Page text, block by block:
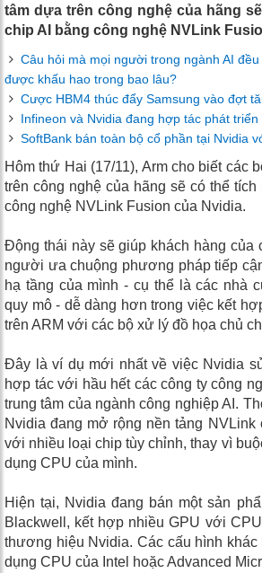
tâm dựa trên công nghệ của hãng
chip AI bằng công nghệ NVLink
Câu hỏi mà mọi người trong ngành AI
được khấu hao trong bao lâu?
Cược HBM4 thúc đẩy Samsung vào đợt
Infineon và Nvidia đang hợp tác phát
SoftBank bán toàn bộ cổ phần tại Nvidia
Hôm thứ Hai (17/11), Arm cho biết các
trên công nghệ của hãng sẽ có thể
công nghệ NVLink Fusion của Nvidia.
Động thái này sẽ giúp khách hàng của
người ưa chuộng phương pháp tiếp
hạ tầng của mình - cụ thể là các nhà
quy mô - dễ dàng hơn trong việc kết
trên ARM với các bộ xử lý đồ họa chủ
Đây là ví dụ mới nhất về việc Nvidia
hợp tác với hầu hết các công ty công
trung tâm của ngành công nghiệp AI.
Nvidia đang mở rộng nền tảng
với nhiều loại chip tùy chỉnh, thay vì
dụng CPU của mình.
Hiện tại, Nvidia đang bán một sản
Blackwell, kết hợp nhiều GPU với
thương hiệu Nvidia. Các cấu hình
dụng CPU của Intel hoặc Advanced